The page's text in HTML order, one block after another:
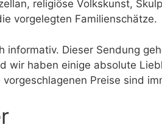
religiöse Volkskunst,
vorgelegten Familienschätze.
informativ. Dieser Sendung
wir haben einige absolute
Preise sind